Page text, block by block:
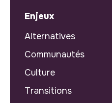
Enjeux
Alternatives
Communautés
Culture
Transitions